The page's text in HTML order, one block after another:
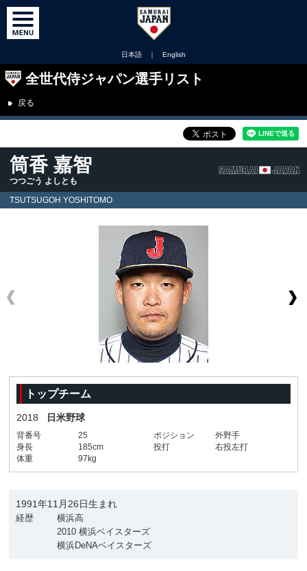
日本語 ｜ English
全世代侍ジャパン選手リスト
戻る
筒香 嘉智
つつごう よしとも
TSUTSUGOH YOSHITOMO
トップチーム
2018 日米野球
背番号 25 ポジション
外野手
身長
185cm 投打
右投左打
体重
97kg
1991年11月26日生まれ
経歴
横浜高
2010 横浜ベイスターズ
横浜DeNAベイスターズ